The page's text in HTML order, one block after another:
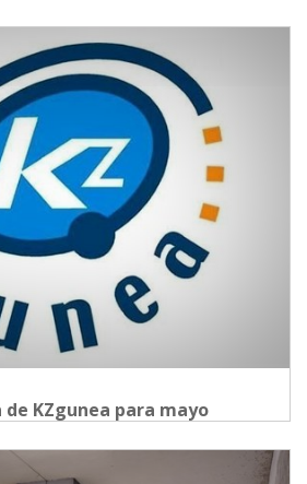
KZgunea para mayo